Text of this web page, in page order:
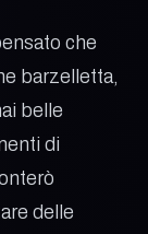
che
barzelletta,
belle
di
delle